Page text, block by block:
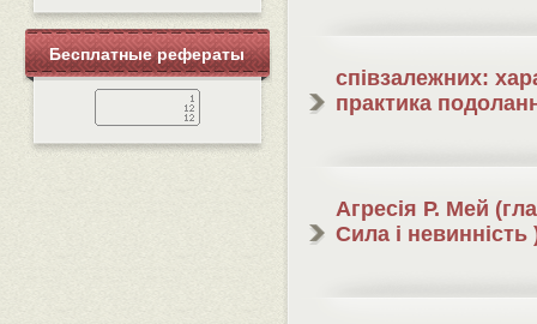
Бесплатные рефераты
співзалежних:
практика
Агресія Р. Мей
Сила і невинність